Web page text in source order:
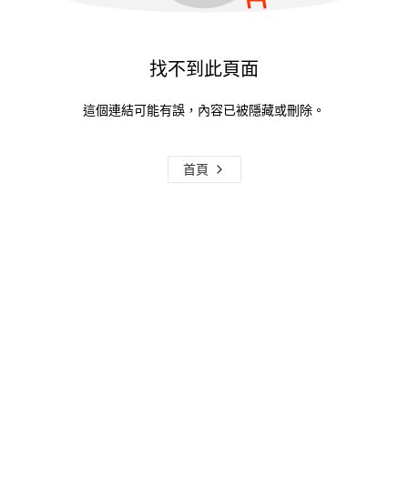
找不到此頁面
這個連結可能有誤，內容已被隱藏或刪除。
首頁